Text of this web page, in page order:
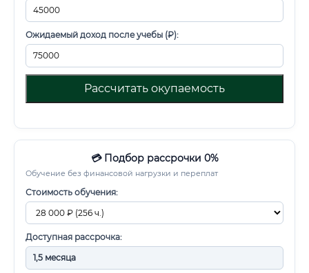
Ожидаемый доход после учебы (₽):
Рассчитать окупаемость
💳 Подбор рассрочки 0%
Обучение без финансовой нагрузки и переплат
Стоимость обучения:
Доступная рассрочка: